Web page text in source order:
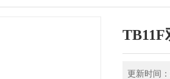
TB11F
更新时间